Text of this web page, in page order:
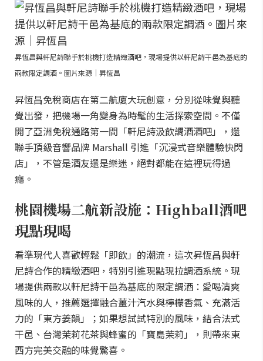
昇恆昌與軒尼詩聯手於桃機打造精緻酒吧，現場提供以軒尼詩干邑為基底的
兩款限定調酒。圖片來源｜昇恆昌
昇恆昌免稅商店在第二航廈大玩創意，分別從味覺與聽
覺出發，把機場一角變身為時髦的生活探索空間。不僅
開了亞洲免稅通路第一間「軒尼詩汲飲調酒酒吧」，還
聯手頂級音響品牌 Marshall 引進「沉浸式音樂體驗快閃
店」，不管是酒友還是樂迷，絕對都能在這裡玩得過
癮。
桃園機場二航新設施：Highball酒吧
現點現喝
看準現代人喜歡輕鬆「即飲」的潮流，這次昇恆昌與軒
尼詩合作的精緻酒吧，特別引進現點現拉調酒系統。現
場提供兩款以軒尼詩干邑為基底的限定調酒：愛喝清爽
風味的人，推薦選擇融合薑汁汽水與檸檬香氣、充滿活
力的「東方姜韻」；如果想試試特別的風味，結合法式
干邑、台灣茉莉花茶與蜂蜜的「寶島茉莉」，則帶來東
西方完美交融的味覺驚喜。